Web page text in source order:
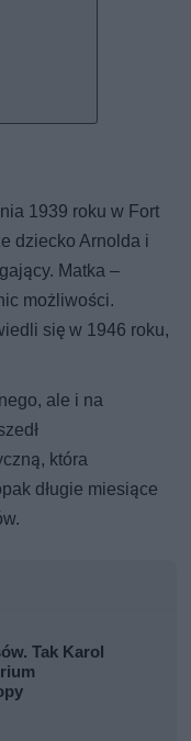
1939 roku w Fort
dziecko Arnolda i
Matka –
możliwości.
się w 1946 roku,
ale i na
która
długie miesiące
Tak Karol